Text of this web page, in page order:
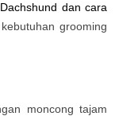
dan cara
grooming
moncong tajam